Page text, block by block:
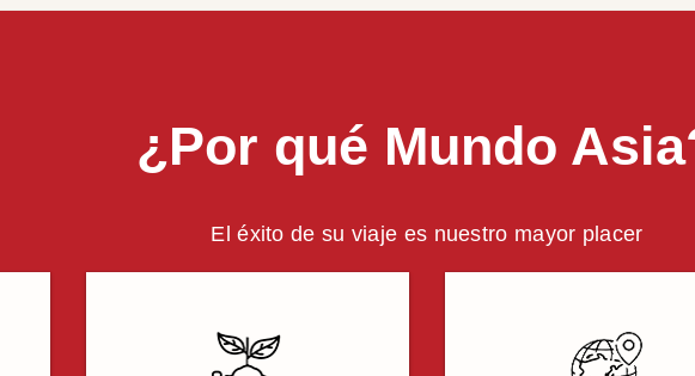
¿Por qué Mundo
El éxito de su viaje es nuestro mayor placer